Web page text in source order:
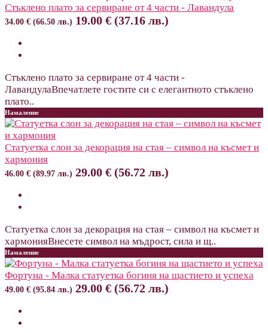
Стъклено плато за сервиране от 4 части - Лавандула
34.00 € (66.50 лв.) 19.00 € (37.16 лв.)
Стъклено плато за сервиране от 4 части -
ЛавандулаВпечатлете гостите си с елегантното стъклено
плато..
Намаление
Статуетка слон за декорация на стая – символ на късмет и
хармония
46.00 € (89.97 лв.) 29.00 € (56.72 лв.)
Статуетка слон за декорация на стая – символ на късмет и
хармонияВнесете символ на мъдрост, сила и щ..
Намаление
Фортуна - Малка статуетка богиня на щастието и успеха
49.00 € (95.84 лв.) 29.00 € (56.72 лв.)